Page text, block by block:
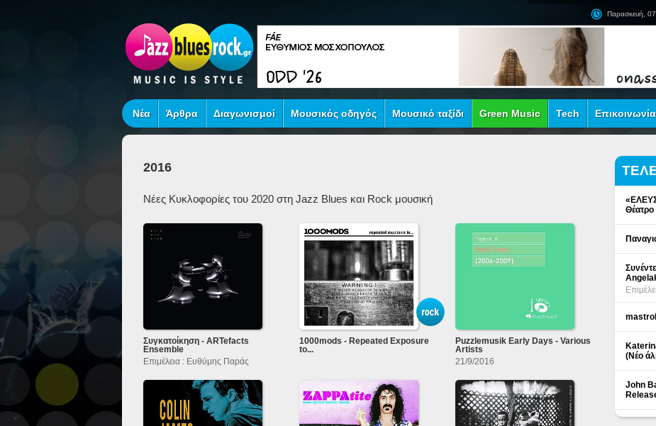
Παρασκευή,
Νέα Άρθρα Διαγωνισμοί Μουσικός οδηγός Μουσικό ταξίδι Green Music Tech Επικοινωνία
2016
Νέες Κυκλοφορίες του 2020 στη Jazz Blues και Rock μουσική
Συγκατοίκηση - ARTefacts
Ensemble
Επιμέλεια : Ευθύμης Παράς
1000mods - Repeated Exposure
to...
Puzzlemusik Early Days - Various
Artists
21/9/2016
Θέατρο
(Νέο
John